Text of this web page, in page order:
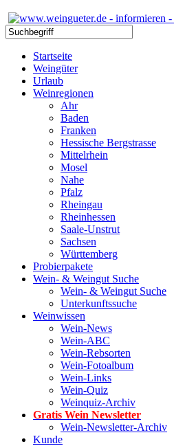
Startseite
Weingüter
Urlaub
Weinregionen
Ahr
Baden
Franken
Hessische Bergstrasse
Mittelrhein
Mosel
Nahe
Pfalz
Rheingau
Rheinhessen
Saale-Unstrut
Sachsen
Württemberg
Probierpakete
Wein- & Weingut Suche
Wein- & Weingut Suche
Unterkunftssuche
Weinwissen
Wein-News
Wein-ABC
Wein-Rebsorten
Wein-Fotoalbum
Wein-Links
Wein-Quiz
Weinquiz-Archiv
Gratis Wein Newsletter
Wein-Newsletter-Archiv
Kunde